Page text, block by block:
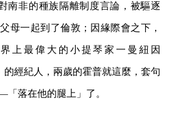
南非的種族隔離制度言論，被驅逐
母一起到了倫敦；因緣際會之下，
上最偉大的小提琴家一曼紐因
的經紀人，兩歲的霍普就這麼，套句
落在他的腿上」了。